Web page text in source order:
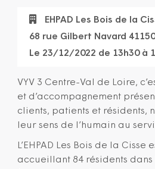
EHPAD Les Bois de la
68 rue Gilbert Navard 41150
Le 23/12/2022 de 13h30 à
VYV 3 Centre-Val de Loire,
et d’accompagnement
clients, patients et résidents,
leur sens de l’humain au
L’EHPAD Les Bois de la
accueillant 84 résidents